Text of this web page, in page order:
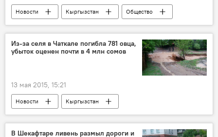
Новости Кыргызстан
Общество
Культура
Мэрия города Бишкек
Из-за селя в Чаткале погибла 781 овца,
убыток оценен почти в 4 млн сомов
13 мая 2015, 15:21
Новости
Кыргызстан
Происшествия
Мамырбек Мырзабеков
Государственная инспекция по ветеринарной и фитосанитарной безопасности
В Шекафтаре ливень размыл дороги и